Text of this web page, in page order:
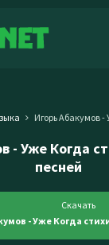
Игорь Абакумов - Уже
- Уже Когда
песней
Скачать
- Уже Когда